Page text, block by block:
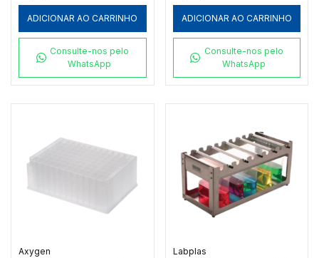
ADICIONAR AO CARRINHO
Consulte-nos pelo
WhatsApp
ADICIONAR AO CARRINHO
Consulte-nos pelo
WhatsApp
Axygen Labplas